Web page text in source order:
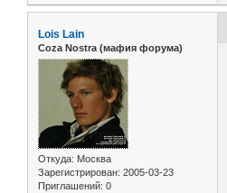
Lois Lain
Coza Nostra (мафия форума)
Откуда: Москва
Зарегистрирован: 2005-03-23
Приглашений: 0